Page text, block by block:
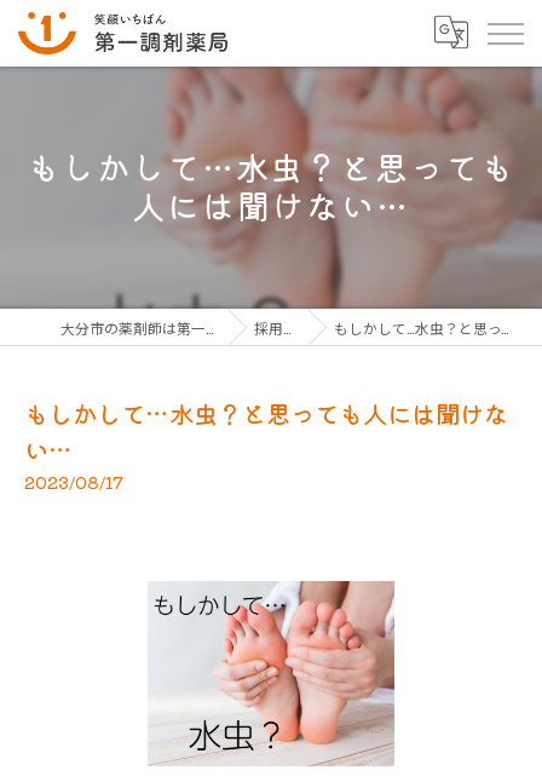
もしかして…水虫？と思っても
人には聞けない…
採用ブログ もしかして…水虫？と思っても人には聞けない…
もしかして…水虫？と思っても人には聞けな
い…
2023/08/17